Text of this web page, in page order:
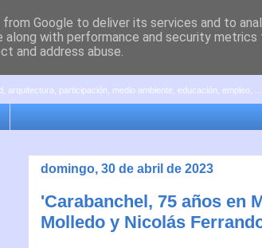
participación, medio ambiente, educación, empleo, ...
domingo, 30 de abril de 2023
'Carabanchel, 75 años en
Molledo y Nicolás
Google to deliver its services and to
along with performance and security
and address abuse.